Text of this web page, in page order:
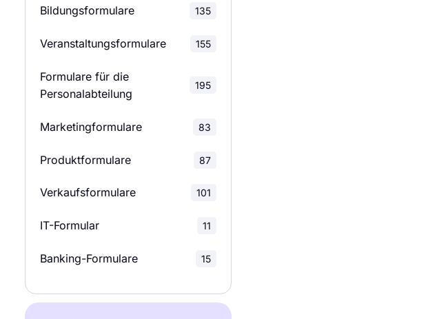
Formulare für
anzeigen
Bildungsformulare 135
Veranstaltungsformulare 155
Formulare für die
Personalabteilung
195
Marketingformulare 83
Produktformulare 87
Verkaufsformulare 101
IT-Formular 11
Banking-Formulare 15